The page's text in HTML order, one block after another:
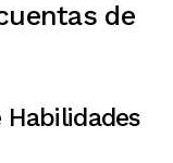
de
Habilidades